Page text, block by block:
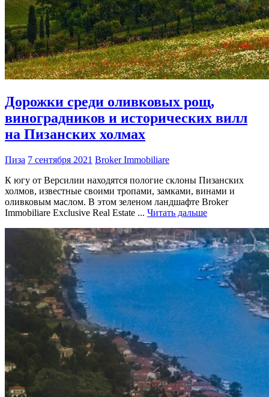
Дорожки среди оливковых рощ,
виноградников и исторических вилл
на Пизанских холмах
Пиза 7 сентября 2021 Broker Immobiliare
К югу от Версилии находятся пологие склоны Пизанских
холмов, известные своими тропами, замками, винами и
оливковым маслом. В этом зеленом ландшафте Broker
Immobiliare Exclusive Real Estate ... Читать дальше